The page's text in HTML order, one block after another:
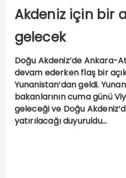
Akdeniz için bir
gelecek
Doğu Akdeniz’de Ankara-
devam ederken flaş bir
Yunanistan‘dan geldi.
bakanlarının cuma günü
geleceği ve Doğu
yatırılacağı duyuruldu…